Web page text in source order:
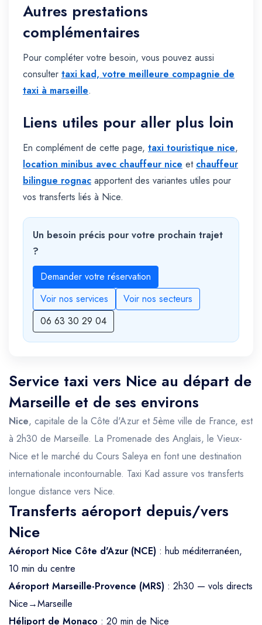
Autres prestations
complémentaires
Pour compléter votre besoin, vous pouvez aussi
consulter taxi kad, votre meilleure compagnie de
taxi à marseille.
Liens utiles pour aller plus loin
En complément de cette page, taxi touristique nice,
location minibus avec chauffeur nice et chauffeur
bilingue rognac apportent des variantes utiles pour
vos transferts liés à Nice.
Un besoin précis pour votre prochain trajet
?
Demander votre réservation
Voir nos services
Voir nos secteurs
06 63 30 29 04
Service taxi vers Nice au départ de
Marseille et de ses environs
Nice, capitale de la Côte d'Azur et 5ème ville de France, est
à 2h30 de Marseille. La Promenade des Anglais, le Vieux-
Nice et le marché du Cours Saleya en font une destination
internationale incontournable. Taxi Kad assure vos transferts
longue distance vers Nice.
Transferts aéroport depuis/vers
Nice
Aéroport Nice Côte d'Azur (NCE) : hub méditerranéen,
10 min du centre
Aéroport Marseille-Provence (MRS) : 2h30 — vols directs
Nice→Marseille
Héliport de Monaco : 20 min de Nice